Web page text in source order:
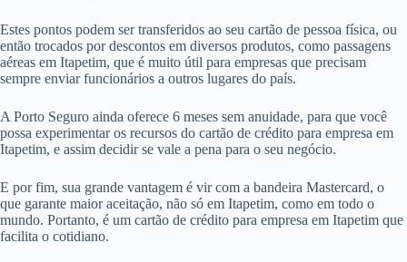
Estes pontos podem ser transferidos ao seu cartão de pessoa física, ou
então trocados por descontos em diversos produtos, como passagens
aéreas em Itapetim, que é muito útil para empresas que precisam
sempre enviar funcionários a outros lugares do país.
A Porto Seguro ainda oferece 6 meses sem anuidade, para que você
possa experimentar os recursos do cartão de crédito para empresa em
Itapetim, e assim decidir se vale a pena para o seu negócio.
E por fim, sua grande vantagem é vir com a bandeira Mastercard, o
que garante maior aceitação, não só em Itapetim, como em todo o
mundo. Portanto, é um cartão de crédito para empresa em Itapetim que
facilita o cotidiano.